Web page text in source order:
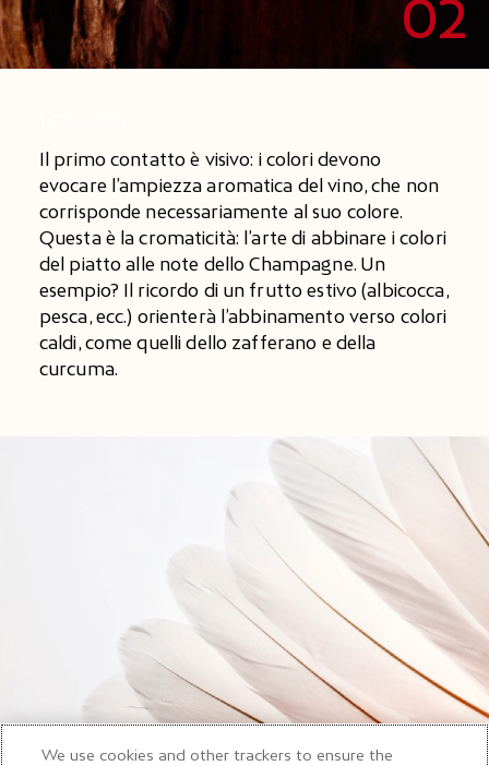
02
Il primo contatto è visivo: i colori devono
evocare l’ampiezza aromatica del vino, che non
corrisponde necessariamente al suo colore.
Questa è la cromaticità: l’arte di abbinare i colori
del piatto alle note dello Champagne. Un
esempio? Il ricordo di un frutto estivo (albicocca,
pesca, ecc.) orienterà l’abbinamento verso colori
caldi, come quelli dello zafferano e della
curcuma.
We use cookies and other trackers to ensure the